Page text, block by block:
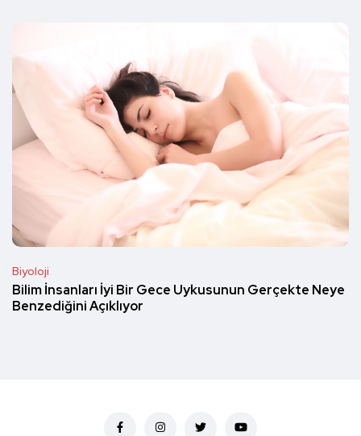
Biyoloji
Bilim İnsanları İyi Bir Gece Uykusunun Gerçekte Neye
Benzediğini Açıklıyor